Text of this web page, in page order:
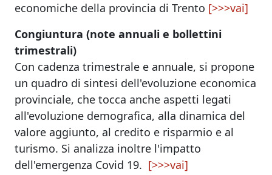
economiche della provincia di Trento [>>>vai]
Congiuntura (note annuali e bollettini
trimestrali)
Con cadenza trimestrale e annuale, si propone
un quadro di sintesi dell'evoluzione economica
provinciale, che tocca anche aspetti legati
all'evoluzione demografica, alla dinamica del
valore aggiunto, al credito e risparmio e al
turismo. Si analizza inoltre l'impatto
dell'emergenza Covid 19. [>>>vai]